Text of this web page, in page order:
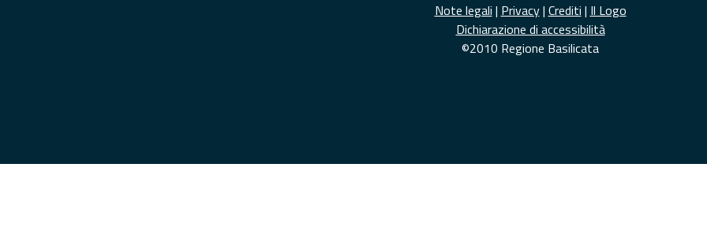
Note legali | Privacy| Crediti | Il Logo
Dichiarazione di accessibilità
©2010 Regione Basilicata